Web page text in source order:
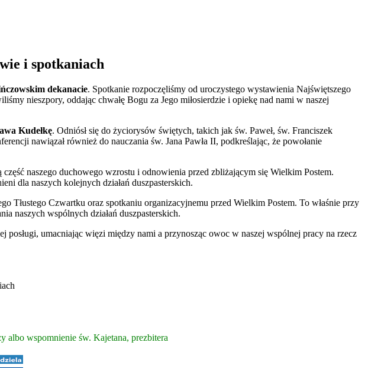
i spotkaniach
dekanacie. Spotkanie rozpoczęliśmy od uroczystego wystawienia Najświętszego
nieszpory, oddając chwałę Bogu za Jego miłosierdzie i opiekę nad nami w naszej
Kudełkę. Odniósł się do życiorysów świętych, takich jak św. Paweł, św. Franciszek
nawiązał również do nauczania św. Jana Pawła II, podkreślając, że powołanie
część naszego duchowego wzrostu i odnowienia przed zbliżającym się Wielkim Postem.
dla naszych kolejnych działań duszpasterskich.
Tłustego Czwartku oraz spotkaniu organizacyjnemu przed Wielkim Postem. To właśnie przy
naszych wspólnych działań duszpasterskich.
umacniając więzi między nami a przynosząc owoc w naszej wspólnej pracy na rzecz
albo wspomnienie św. Kajetana, prezbitera